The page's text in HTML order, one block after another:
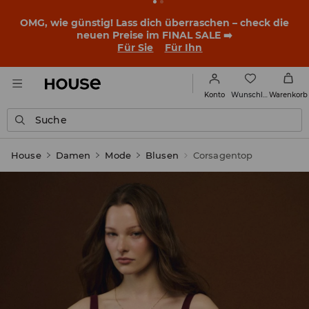
BACK TO SCHOOL 📒Die besten Geschichten beginnen
noch vor dem ersten Klingeln. Starte mit einem neuen
Outfit ins Schuljahr!
Für Sie
Für Ihn
Konto Warenkorb
Suche
House Damen Mode Blusen Corsagentop